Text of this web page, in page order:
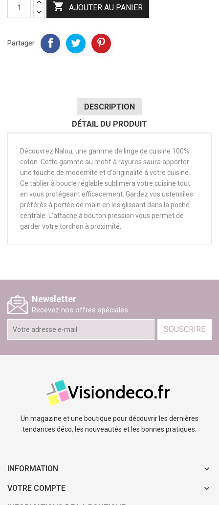
 AJOUTER AU PANIER
Partager
DESCRIPTION
DÉTAIL DU PRODUIT
Découvrez Nalou, une gamme de linge de cuisine 100%
coton. Cette gamme au motif à rayures saura apporter
une touche de modernité et d'originalité à votre cuisine.
Ce tablier à boucle réglable sublimera votre cuisine tout
en vous protégeant efficacement. Gardez vos ustensiles
préférés à portée de main en les glissant dans la poche
centrale. L'attache à bouton pression vous permet de
garder votre torchon à proximité.
Newsletter
Recevez nos offres spéciales
SOUSCRIRE
Un magazine et une boutique pour découvrir les dernières
tendances déco, les nouveautés et les bonnes pratiques.
INFORMATION
VOTRE COMPTE